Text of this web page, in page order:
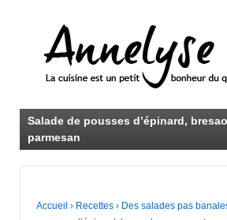
Salade de pousses d’épinard,
parmesan
Accueil › Recettes › Des salades pas